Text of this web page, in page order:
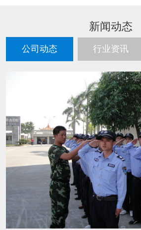
新闻动态
公司动态 行业资讯